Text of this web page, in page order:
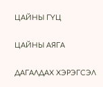
ЦАЙНЫ ГҮЦ
ЦАЙНЫ АЯГА
ДАГАЛДАХ ХЭРЭГСЭЛ